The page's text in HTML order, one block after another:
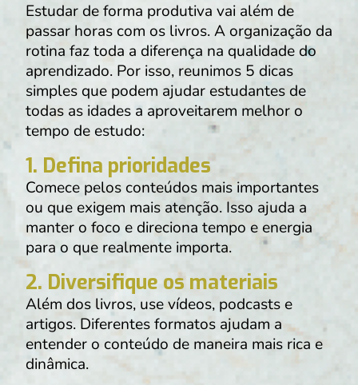
Estudar de forma produtiva vai além de
passar horas com os livros. A organização da
rotina faz toda a diferença na qualidade do
aprendizado. Por isso, reunimos 5 dicas
simples que podem ajudar estudantes de
todas as idades a aproveitarem melhor o
tempo de estudo:
1. Defina prioridades
Comece pelos conteúdos mais importantes
ou que exigem mais atenção. Isso ajuda a
manter o foco e direciona tempo e energia
para o que realmente importa.
2. Diversifique os materiais
Além dos livros, use vídeos, podcasts e
artigos. Diferentes formatos ajudam a
entender o conteúdo de maneira mais rica e
dinâmica.